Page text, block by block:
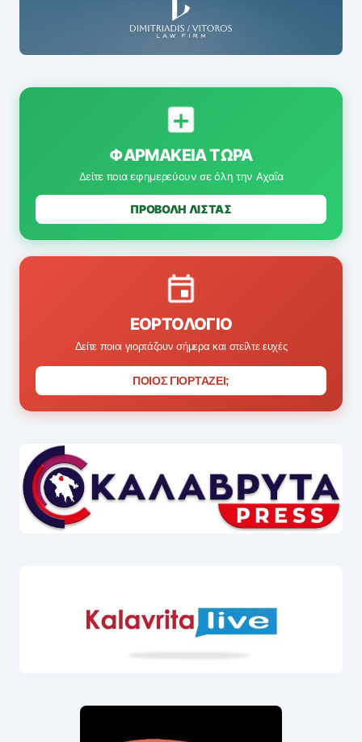
ΦΑΡΜΑΚΕΊΑ ΤΏΡΑ
Δείτε ποια εφημερεύουν σε όλη την Αχαΐα
ΠΡΟΒΟΛΗ ΛΙΣΤΑΣ
ΕΟΡΤΟΛΌΓΙΟ
Δείτε ποιοι γιορτάζουν σήμερα και στείλτε ευχές
ΠΟΙΟΣ ΓΙΟΡΤΑΖΕΙ;